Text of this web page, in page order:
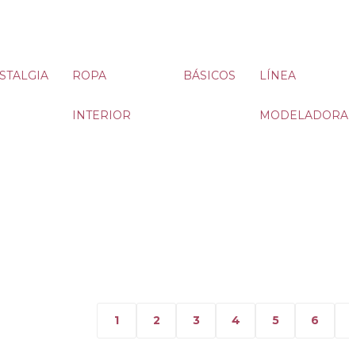
ROPA
INTERIOR
BÁSICOS LÍNEA
MODELADORA
1 2 3 4 5 6